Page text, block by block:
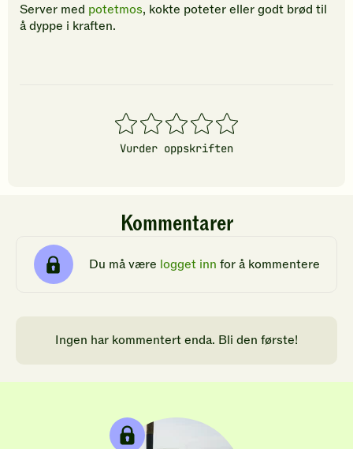
Server med potetmos, kokte poteter eller godt brød til
å dyppe i kraften.
1
stjerner
2
stjerner
3
stjerner
4
stjerner
5
stjerner
Vurder oppskriften
Kommentarer
Du må være logget inn for å kommentere
Ingen har kommentert enda. Bli den første!